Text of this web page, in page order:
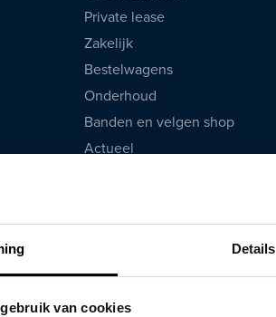
Details
van cookies
Private lease
Zakelijk
Bestelwagens
Onderhoud
Banden en velgen shop
Actueel